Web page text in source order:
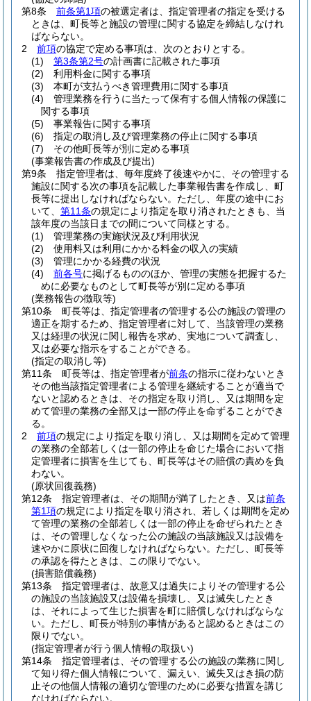
第8条
前条第1項の被選定者は、指定管理者の指定を受ける
ときは、町長等と施設の管理に関する協定を締結しなけれ
ばならない。
2
前項の協定で定める事項は、次のとおりとする。
(1)
第3条第2号の計画書に記載された事項
(2)
利用料金に関する事項
(3)
本町が支払うべき管理費用に関する事項
(4)
管理業務を行うに当たって保有する個人情報の保護に
関する事項
(5)
事業報告に関する事項
(6)
指定の取消し及び管理業務の停止に関する事項
(7)
その他町長等が別に定める事項
(事業報告書の作成及び提出)
第9条
指定管理者は、毎年度終了後速やかに、その管理する
施設に関する次の事項を記載した事業報告書を作成し、町
長等に提出しなければならない。 ただし、年度の途中にお
いて、 第11条の規定により指定を取り消されたときも、当
該年度の当該日までの間について同様とする。
(1)
管理業務の実施状況及び利用状況
(2)
使用料又は利用にかかる料金の収入の実績
(3)
管理にかかる経費の状況
(4)
前各号に掲げるもののほか、管理の実態を把握するた
めに必要なものとして町長等が別に定める事項
(業務報告の徴取等)
第10条
町長等は、指定管理者の管理する公の施設の管理の
適正を期するため、指定管理者に対して、当該管理の業務
又は経理の状況に関し報告を求め、実地について調査し、
又は必要な指示をすることができる。
(指定の取消し等)
第11条
町長等は、指定管理者が前条の指示に従わないとき
その他当該指定管理者による管理を継続することが適当で
ないと認めるときは、その指定を取り消し、又は期間を定
めて管理の業務の全部又は一部の停止を命ずることができ
る。
2
前項の規定により指定を取り消し、又は期間を定めて管理
の業務の全部若しくは一部の停止を命じた場合において指
定管理者に損害を生じても、町長等はその賠償の責めを負
わない。
(原状回復義務)
第12条
指定管理者は、その期間が満了したとき、又は前条
第1項の規定により指定を取り消され、若しくは期間を定め
て管理の業務の全部若しくは一部の停止を命ぜられたとき
は、その管理しなくなった公の施設の当該施設又は設備を
速やかに原状に回復しなければならない。 ただし、町長等
の承認を得たときは、この限りでない。
(損害賠償義務)
第13条
指定管理者は、故意又は過失によりその管理する公
の施設の当該施設又は設備を損壊し、又は滅失したとき
は、それによって生じた損害を町に賠償しなければならな
い。 ただし、町長が特別の事情があると認めるときはこの
限りでない。
(指定管理者が行う個人情報の取扱い)
第14条
指定管理者は、その管理する公の施設の業務に関し
て知り得た個人情報について、漏えい、滅失又はき損の防
止その他個人情報の適切な管理のために必要な措置を講じ
なければならない。